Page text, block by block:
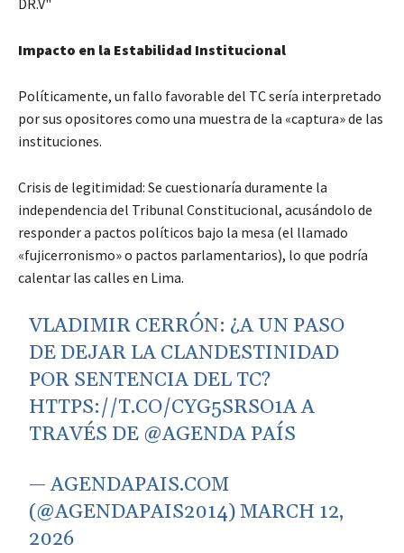
Impacto en la Estabilidad Institucional
Políticamente, un fallo favorable del TC sería interpretado
por sus opositores como una muestra de la «captura» de las
instituciones.
Crisis de legitimidad: Se cuestionaría duramente la
independencia del Tribunal Constitucional, acusándolo de
responder a pactos políticos bajo la mesa (el llamado
«fujicerronismo» o pactos parlamentarios), lo que podría
calentar las calles en Lima.
VLADIMIR CERRÓN: ¿A UN PASO
DE DEJAR LA CLANDESTINIDAD
POR SENTENCIA DEL TC?
HTTPS://T.CO/CYG5SRSO1AA
TRAVÉS DE @AGENDA PAÍS
— AGENDAPAIS.COM
(@AGENDAPAIS2014)MARCH 12,
2026